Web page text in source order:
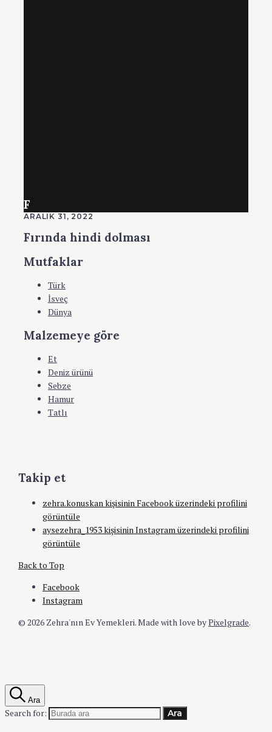
F
ARALIK 31, 2022
Fırında hindi dolması
Mutfaklar
Türk
İsveç
Dünya
Malzemeye göre
Et
Deniz ürünü
Sebze
Hamur
Tatlı
Takip et
zehra.konuskan kişisinin Facebook üzerindeki profilini
görüntüle
aysezehra_1953 kişisinin Instagram üzerindeki profilini
görüntüle
Back to Top
Facebook
Instagram
© 2026 Zehra'nın Ev Yemekleri.Made with love byPixelgrade.
Ara
Search for: Ara